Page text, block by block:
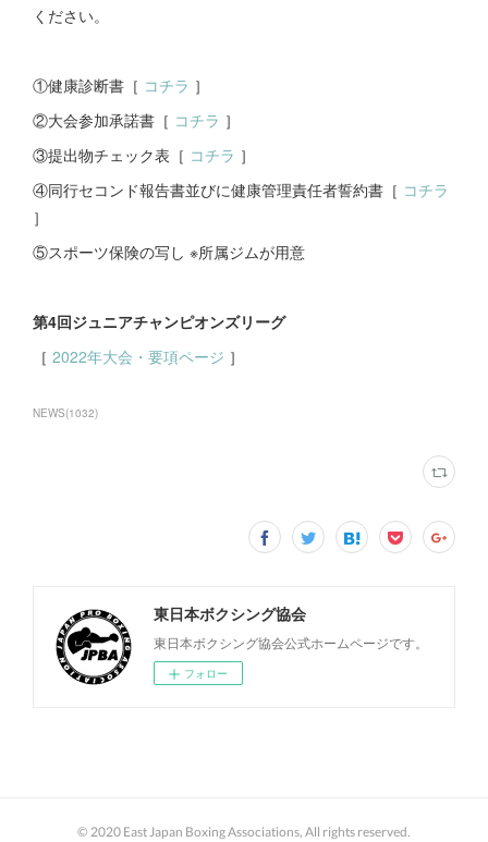
ください。
①健康診断書［ コチラ ］
②大会参加承諾書［ コチラ ］
③提出物チェック表［ コチラ ］
④同行セコンド報告書並びに健康管理責任者誓約書［ コチラ
］
⑤スポーツ保険の写し ※所属ジムが用意
第4回ジュニアチャンピオンズリーグ
［ 2022年大会・要項ページ ］
NEWS(1032)
東日本ボクシング協会
東日本ボクシング協会公式ホームページです。
フォロー
© 2020 East Japan Boxing Associations, All rights reserved.